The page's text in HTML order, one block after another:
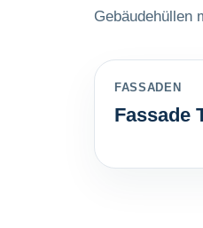
Gebäudehüllen
FASSADEN
Fassade